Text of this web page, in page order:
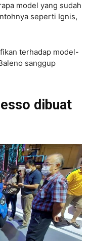
model yang sudah
seperti Ignis,
terhadap model-
sanggup
dibuat